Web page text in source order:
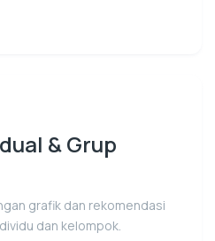
& Grup
grafik dan rekomendasi
dan kelompok.